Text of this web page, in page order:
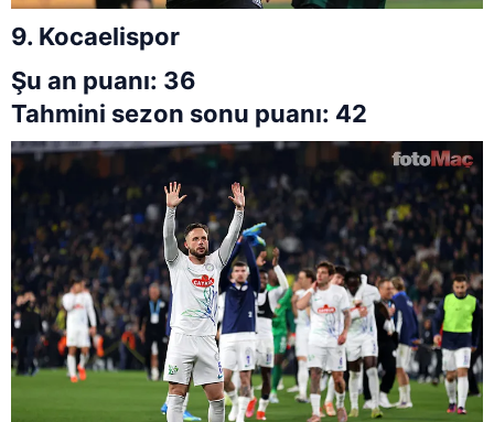
9. Kocaelispor
Şu an puanı: 36
Tahmini sezon sonu puanı: 42